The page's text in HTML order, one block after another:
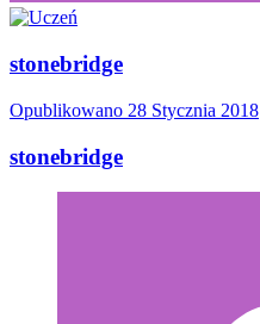
stonebridge
Opublikowano 28 Stycznia 2018
stonebridge